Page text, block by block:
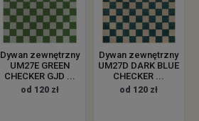
Dywan zewnętrzny
UM27E GREEN
CHECKER GJD ...
od 120 zł
Dywan zewnętrzny
UM27D DARK BLUE
CHECKER ...
od 120 zł